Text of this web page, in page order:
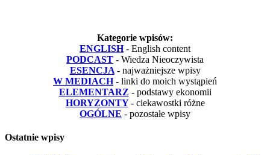
Kategorie wpisów:
ENGLISH - English content
PODCAST - Wiedza Nieoczywista
ESENCJA - najważniejsze wpisy
W MEDIACH - linki do moich wystąpień
ELEMENTARZ - podstawy ekonomii
HORYZONTY - ciekawostki różne
OGÓLNE - pozostałe wpisy
Ostatnie wpisy